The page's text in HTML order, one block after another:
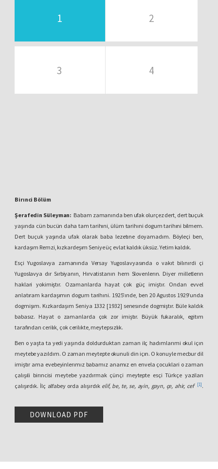
1 2
3 4
Birınci Bölüm
Şerafedin Süleyman: Babam zamanında ben ufak olurçez dert, dert buçuk
yaşında cün bucün daha tam tarihıni, ülüm tarihıni dogum tarihıni bilmem.
Dert buçuk yaşında ufak olarak baba lezetıne doyamadım. Böyleçi ben,
kardaşım Remzi, kızkardeşım Seniye üç evlat kaldık üksüz. Yetim kaldık.
Esçi Yugoslavya zamanında Versay Yugoslavyasında o vakıt bilınırdi çi
Yugoslavya dır Sırbiyanın, Hırvatistanın hem Slovenlerın. Diyer milletlerın
haklari yokimiştır. Ozamanlarda hayat çok güç imiştır. Ondan evvel
anlatıram kardaşımın dogum tarihıni. 1925’ınde, ben 20 Agustos 1929’unda
dogmişım. Kızkardaşım Seniya 1332 [1932] senesınde dogmiştır. Büle kaldık
babasız. Hayat o zamanlarda çok zor imiştır. Büyük fukaralık, egitım
tarafından cerilık, çok cerilıkte, meytepsızlık.
Ben o yaşta ta yedi yaşında doldurduktan zaman ilç hadımlarımi okul içın
meytebe yazıldım. O zaman meytepte okunuli din içın. O konuyle mecbur dil
imiştır ama evebeyinlerımız babamız anamız en envela çocuklari o zaman
çalışıli birıncisi meytebe yazdırmak çünçi meytepte esçi Türkçe yaziları
çalışırdık. İlç alfabey orda alışırdık elif, be, te, se, ayin, gayn, çe, ahir, cef [1].
fazla ezbere çalışırdık. Ama o meyteplerın ünemi idi çi terbiye tarafından
temel verırdi. En evela evde ulicelere nasıl itaat etmek, nasıl ortalıkta
unutmayalım ve oni alışalım.
DOWNLOAD PDF